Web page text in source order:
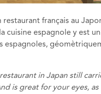
français au
cuisine espagnole y est
in Japan still
is great for your eyes,